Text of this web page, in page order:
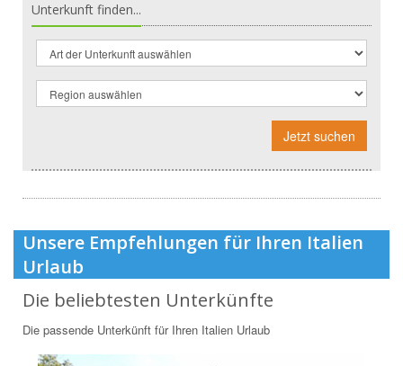
Unterkunft finden...
Jetzt suchen
Unsere Empfehlungen für Ihren Italien
Urlaub
Die beliebtesten Unterkünfte
Die passende Unterkünft für Ihren Italien Urlaub